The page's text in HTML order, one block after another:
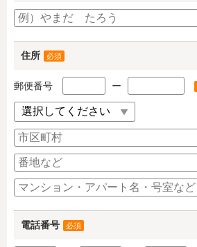
住所 必須
郵便番号 ー
電話番号 必須